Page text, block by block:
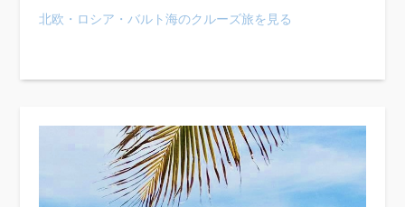
北欧・ロシア・バルト海のクルーズ旅を見る